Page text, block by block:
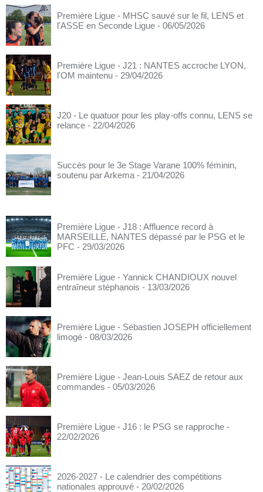
Première Ligue - MHSC sauvé sur le fil, LENS et
l'ASSE en Seconde Ligue - 06/05/2026
Première Ligue - J21 : NANTES accroche LYON,
l'OM maintenu - 29/04/2026
J20 - Le quatuor pour les play-offs connu, LENS se
relance - 22/04/2026
Succès pour le 3e Stage Varane 100% féminin,
soutenu par Arkema - 21/04/2026
Première Ligue - J18 : Affluence record à
MARSEILLE, NANTES dépassé par le PSG et le
PFC - 29/03/2026
Première Ligue - Yannick CHANDIOUX nouvel
entraîneur stéphanois - 13/03/2026
Première Ligue - Sébastien JOSEPH officiellement
limogé - 08/03/2026
Première Ligue - Jean-Louis SAEZ de retour aux
commandes - 05/03/2026
Première Ligue - J16 : le PSG se rapproche -
22/02/2026
2026-2027 - Le calendrier des compétitions
nationales approuvé - 20/02/2026